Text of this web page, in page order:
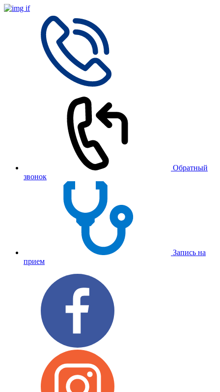
Обратный
звонок
Запись на
прием